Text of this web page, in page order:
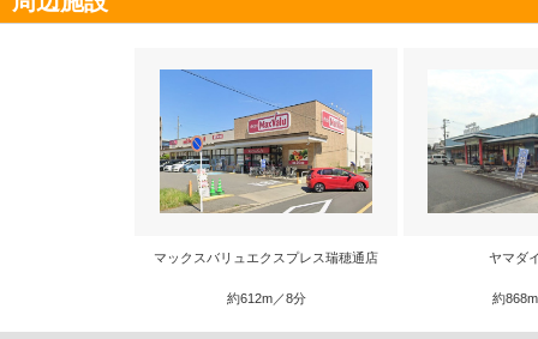
マックスバリュエクスプレス瑞穂通店
約612m／8分
ヤマダ
約